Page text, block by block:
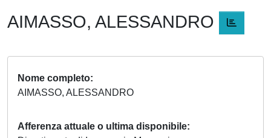
AIMASSO, ALESSANDRO
Nome completo
AIMASSO, ALESSANDRO
Afferenza attuale o ultima disponibile